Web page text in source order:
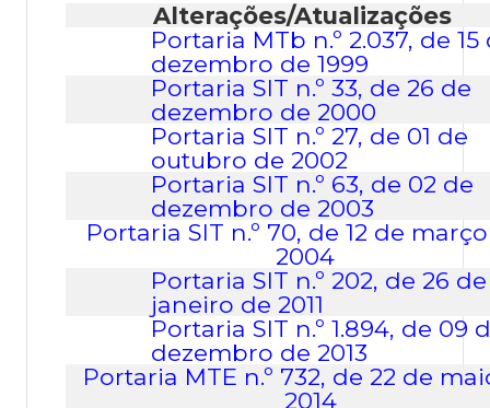
Alterações/Atualizações
Portaria MTb n.º 2.037, de 15
dezembro de 1999
Portaria SIT n.º 33, de 26 de
dezembro de 2000
Portaria SIT n.º 27, de 01 de
outubro de 2002
Portaria SIT n.º 63, de 02 de
dezembro de 2003
Portaria SIT n.º 70, de 12 de março
2004
Portaria SIT n.º 202, de 26 de
janeiro de 2011
Portaria SIT n.º 1.894, de 09
dezembro de 2013
Portaria MTE n.º 732, de 22 de
2014